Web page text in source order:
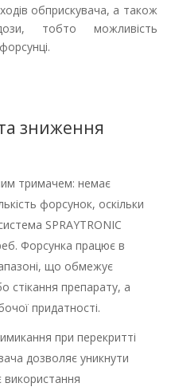
обприскувача, а також
тобто можливість
зниження
тримачем: немає
форсунок, оскільки
SPRAYTRONIC
Форсунка працює в
що обмежує
стікання препарату, а
придатності.
при перекритті
дозволяє уникнути